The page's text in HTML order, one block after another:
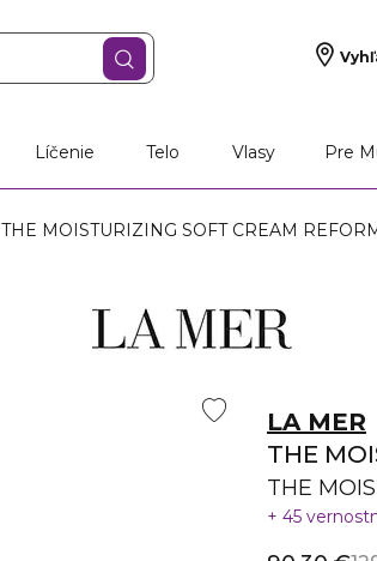
Líčenie Telo Vlasy Pre
THE MOISTURIZING SOFT CREAM
LA MER
THE
THE
45